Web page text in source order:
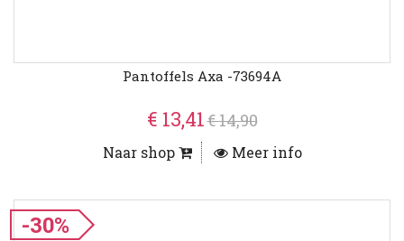
Pantoffels Axa -73694A
€ 13,41€ 14,90
Naar shop Meer info
-30%